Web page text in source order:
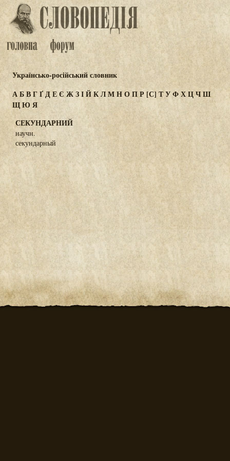
Українсько-російський словник
АБВГҐДЕЄ ЖЗІЙКЛМНОПР [С] ТУФХЦЧШ
ЩЮ Я
СЕКУНДАРНИЙ
научн.
секундарный